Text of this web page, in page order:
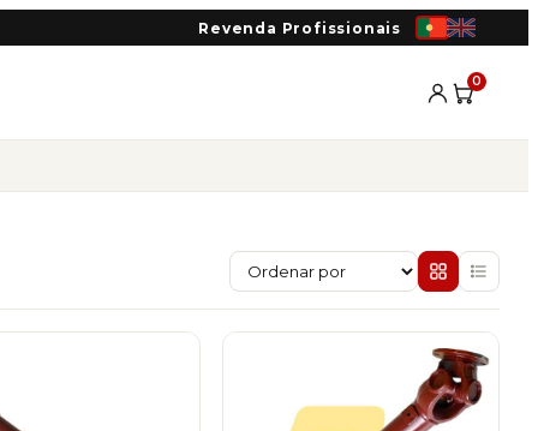
Revenda Profissionais
0